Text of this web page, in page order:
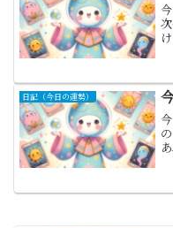
日記（今日の運勢）